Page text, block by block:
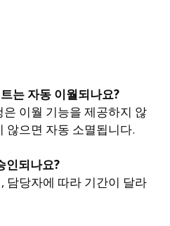
는 자동 이월되나요?
이월 기능을 제공하지 않
않으면 자동 소멸됩니다.
인되나요?
담당자에 따라 기간이 달라